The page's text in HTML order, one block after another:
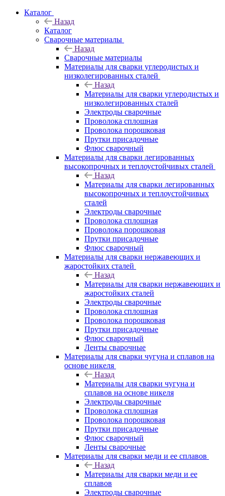
Каталог
Назад
Каталог
Сварочные материалы
Назад
Сварочные материалы
Материалы для сварки углеродистых и
низколегированных сталей
Назад
Материалы для сварки углеродистых и
низколегированных сталей
Электроды сварочные
Проволока сплошная
Проволока порошковая
Прутки присадочные
Флюс сварочный
Материалы для сварки легированных
высокопрочных и теплоустойчивых сталей
Назад
Материалы для сварки легированных
высокопрочных и теплоустойчивых
сталей
Электроды сварочные
Проволока сплошная
Проволока порошковая
Прутки присадочные
Флюс сварочный
Материалы для сварки нержавеющих и
жаростойких сталей
Назад
Материалы для сварки нержавеющих и
жаростойких сталей
Электроды сварочные
Проволока сплошная
Проволока порошковая
Прутки присадочные
Флюс сварочный
Ленты сварочные
Материалы для сварки чугуна и сплавов на
основе никеля
Назад
Материалы для сварки чугуна и
сплавов на основе никеля
Электроды сварочные
Проволока сплошная
Проволока порошковая
Прутки присадочные
Флюс сварочный
Ленты сварочные
Материалы для сварки меди и ее сплавов
Назад
Материалы для сварки меди и ее
сплавов
Электроды сварочные